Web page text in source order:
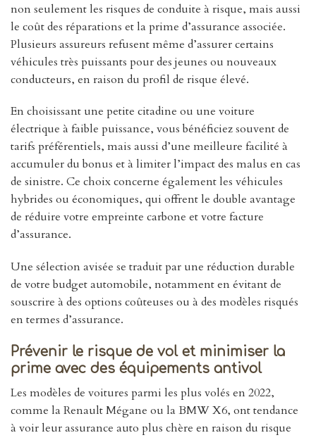
non seulement les risques de conduite à risque, mais aussi
le coût des réparations et la prime d’assurance associée.
Plusieurs assureurs refusent même d’assurer certains
véhicules très puissants pour des jeunes ou nouveaux
conducteurs, en raison du profil de risque élevé.
En choisissant une petite citadine ou une voiture
électrique à faible puissance, vous bénéficiez souvent de
tarifs préférentiels, mais aussi d’une meilleure facilité à
accumuler du bonus et à limiter l’impact des malus en cas
de sinistre. Ce choix concerne également les véhicules
hybrides ou économiques, qui offrent le double avantage
de réduire votre empreinte carbone et votre facture
d’assurance.
Une sélection avisée se traduit par une réduction durable
de votre budget automobile, notamment en évitant de
souscrire à des options coûteuses ou à des modèles risqués
en termes d’assurance.
Prévenir le risque de vol et minimiser la
prime avec des équipements antivol
Les modèles de voitures parmi les plus volés en 2022,
comme la Renault Mégane ou la BMW X6, ont tendance
à voir leur assurance auto plus chère en raison du risque